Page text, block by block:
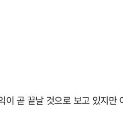
곧 끝날 것으로 보고 있지만